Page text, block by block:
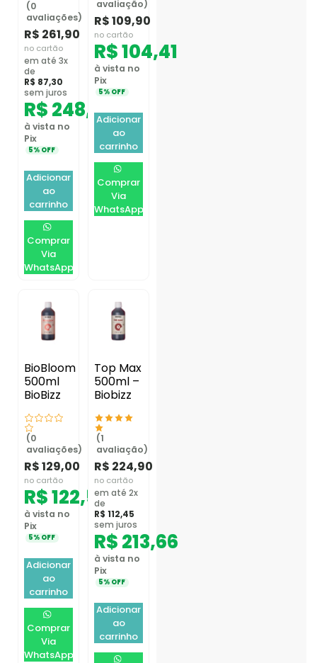
(0
avaliações)
R$ 261,90
no cartão
em até 3x
de
R$ 87,30
sem juros
R$248,81
à vista no
Pix
5% OFF
Adicionar
ao
carrinho
Comprar
Via
WhatsApp
avaliação)
R$109,90
no cartão
R$104,41
à vista no
Pix
5% OFF
Adicionar
ao
carrinho
Comprar
Via
WhatsApp
BioBloom
500ml
BioBizz
(0
avaliações)
R$129,00
no cartão
R$122,55
à vista no
Pix
5% OFF
Adicionar
ao
carrinho
Comprar
Via
WhatsApp
Top Max
500ml –
Biobizz
(1
avaliação)
R$ 224,90
no cartão
em até 2x
de
R$ 112,45
sem juros
R$213,66
à vista no
Pix
5% OFF
Adicionar
ao
carrinho